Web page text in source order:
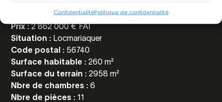
ConfidentialitéPolitique de confidentialité
Référence :6435
Prix :2 862 000 € FAI
Situation : Locmariaquer
Code postal : 56740
Surface habitable :260 m²
Surface du terrain :2958 m²
Nbre de chambres :6
Nbre de pièces : 11